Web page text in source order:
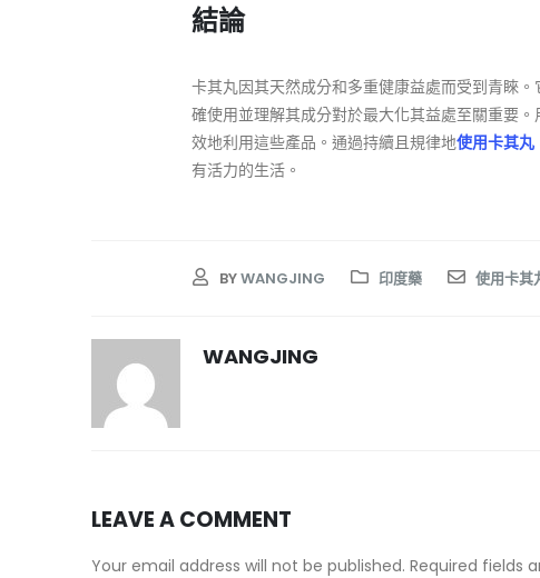
結論
卡其丸因其天然成分和多重健康益處而受到青睞
確使用並理解其成分對於最大化其益處至關重要
效地利用這些產品。通過持續且規律地使用卡其丸
有活力的生活。
BYWANGJING 印度藥 使用卡其
WANGJING
LEAVE A COMMENT
Your email address will not be published. Required fields